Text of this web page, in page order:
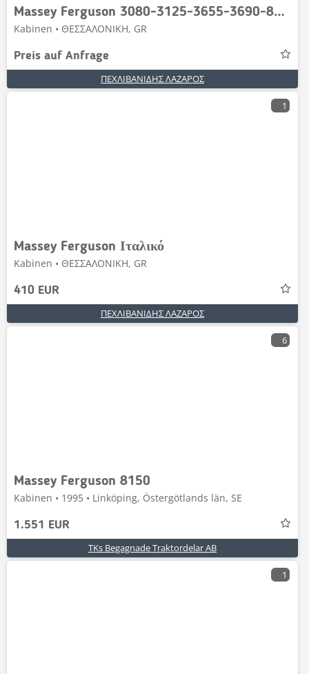
Massey Ferguson 3080-3125-3655-3690-8130-81606465-6480-7465-7480-8
Kabinen • ΘΕΣΣΑΛΟΝΙΚΗ, GR
Preis auf Anfrage
ΠΕΧΛΙΒΑΝΙΔΗΣ ΛΑΖΑΡΟΣ
1
Massey Ferguson Ιταλικό
Kabinen • ΘΕΣΣΑΛΟΝΙΚΗ, GR
410 EUR
ΠΕΧΛΙΒΑΝΙΔΗΣ ΛΑΖΑΡΟΣ
6
Massey Ferguson 8150
Kabinen • 1995 • Linköping, Östergötlands län, SE
1.551 EUR
TKs Begagnade Traktordelar AB
1